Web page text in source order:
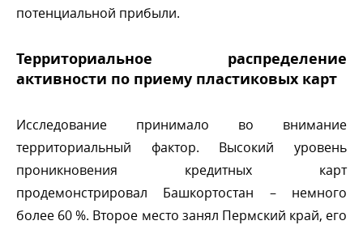
потенциальной прибыли.
Территориальное распределение
активности по приему пластиковых карт
Исследование принимало во внимание
территориальный фактор. Высокий уровень
проникновения кредитных карт
продемонстрировал Башкортостан – немного
олее 60 %. Второе место занял Пермский край, его